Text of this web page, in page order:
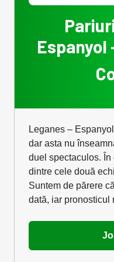
Espanyol
Leganes –
dar asta nu
duel spectaculos.
dintre cele două
Suntem de părere
dată, iar pronosticul